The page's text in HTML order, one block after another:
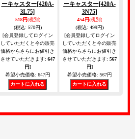
ーキャスター[420A-
3L75]
518円(税別)
(税込: 570円)
[会員登録してログイン
していただくと今の販売
価格からさらにお値引き
させていただきます: 647
円]
希望小売価格: 647円
ーキャスター[420A-
3N75]
454円(税別)
(税込: 499円)
[会員登録してログイン
していただくと今の販売
価格からさらにお値引き
させていただきます: 567
円]
希望小売価格: 567円